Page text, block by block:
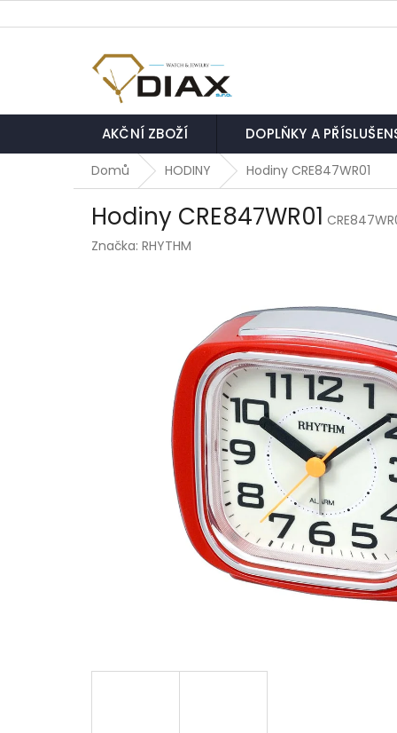
na
AKČNÍ ZBOŽÍ DOPLŇKY A
Domů HODINY Hodiny CRE847WR01
Hodiny CRE847WR01
Značka: RHYTHM